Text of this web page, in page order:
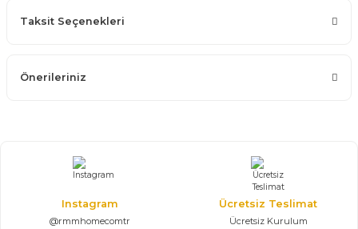
Taksit Seçenekleri
Önerileriniz
Instagram
@rmmhomecomtr
Ücretsiz Teslimat
Ücretsiz Kurulum